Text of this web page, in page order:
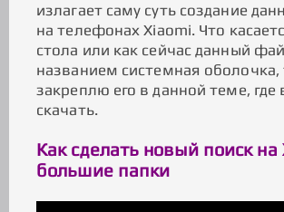
излагает саму суть создание
на телефонах Xiaomi. Что
стола или как сейчас данный
названием системная оболочка,
закреплю его в данной теме,
скачать.
Как сделать новый поиск на
большие папки